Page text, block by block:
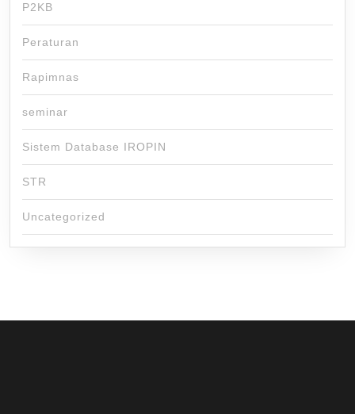
P2KB
Peraturan
Rapimnas
seminar
Sistem Database IROPIN
STR
Uncategorized